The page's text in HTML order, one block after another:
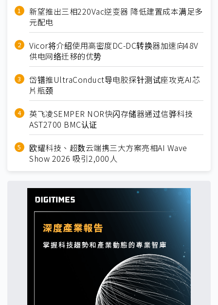
新望推出三相220Vac逆变器 降低建置成本满足多
元配电
Vicor将介绍使用高密度DC-DC转换器加速向48V
供电网络迁移的优势
岱镨推UltraConduct导电胶探针测试座攻克AI芯
片瓶颈
英飞凌SEMPER NOR快闪存储器通过信骅科技
AST2700 BMC认证
欧耀科技、超数云端携三大方案亮相AI Wave
Show 2026 吸引2,000人